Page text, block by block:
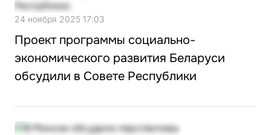
24 ноября 2025 17:03
Проект программы социально-
экономического развития Беларуси
обсудили в Совете Республики